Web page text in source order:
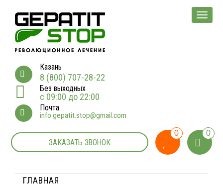
Казань
8 (800) 707-28-22
Без выходных
с 09:00 до 22:00
Почта
info.gepatit.stop@gmail.com
ЗАКАЗАТЬ ЗВОНОК
0 0
ГЛАВНАЯ